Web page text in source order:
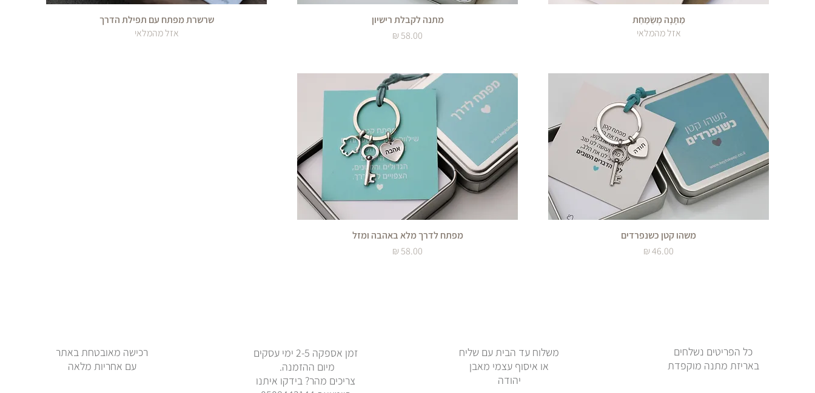
מַתָּנָה מְשַׂמַּחַת
אזל מהמלאי
מתנה לקבלת רישיון
מחיר
שרשרת מפתח עם תפילת הדרך
אזל מהמלאי
משהו קטן כשנפרדים
מחיר
מפתח לדרך מלא באהבה ומזל
מחיר
רכישה מאובטחת באתר
עם אחריות מלאה
זמן אספקה 2-5 ימי עסקים
מיום ההזמנה.
צריכים מהר? בידקו איתנו
משלוח עד הבית עם שליח
או איסוף עצמי מאבן
יהודה
כל הפריטים נשלחים
באריזת מתנה מוקפדת